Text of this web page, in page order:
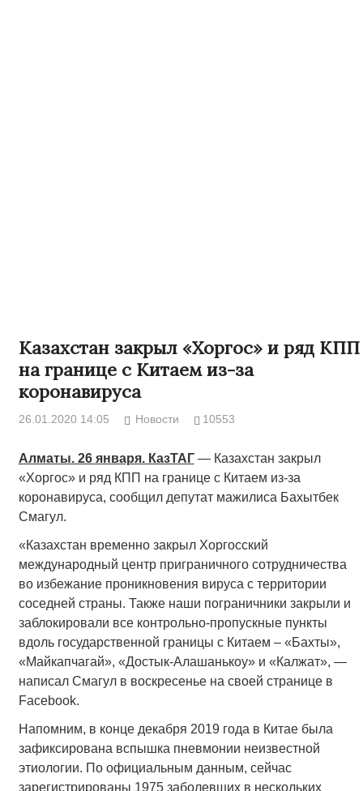
Казахстан закрыл «Хоргос» и ряд КПП
на границе с Китаем из-за
коронавируса
26.01.2020 14:05 Новости 10553
Алматы. 26 января. КазТАГ— Казахстан закрыл
«Хоргос» и ряд КПП на границе с Китаем из-за
коронавируса, сообщил депутат мажилиса Бахытбек
Смагул.
«Казахстан временно закрыл Хоргосский
международный центр приграничного сотрудничества
во избежание проникновения вируса с территории
соседней страны. Также наши пограничники закрыли и
заблокировали все контрольно-пропускные пункты
вдоль государственной границы с Китаем – «Бахты»,
«Майкапчагай», «Достык-Алашанькоу» и «Калжат», —
написал Смагул в воскресенье на своей странице в
Facebook.
Напомним, в конце декабря 2019 года в Китае была
зафиксирована вспышка пневмонии неизвестной
этиологии. По официальным данным, сейчас
зарегистрированы 1975 заболевших в нескольких